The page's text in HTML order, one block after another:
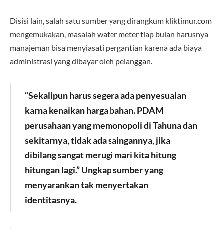
Disisi lain, salah satu sumber yang dirangkum kliktimur.com
mengemukakan, masalah water meter tiap bulan harusnya
manajeman bisa menyiasati pergantian karena ada biaya
administrasi yang dibayar oleh pelanggan.
“Sekalipun harus segera ada penyesuaian
karna kenaikan harga bahan. PDAM
perusahaan yang memonopoli di Tahuna dan
sekitarnya, tidak ada saingannya, jika
dibilang sangat merugi mari kita hitung
hitungan lagi.” Ungkap sumber yang
menyarankan tak menyertakan
identitasnya.